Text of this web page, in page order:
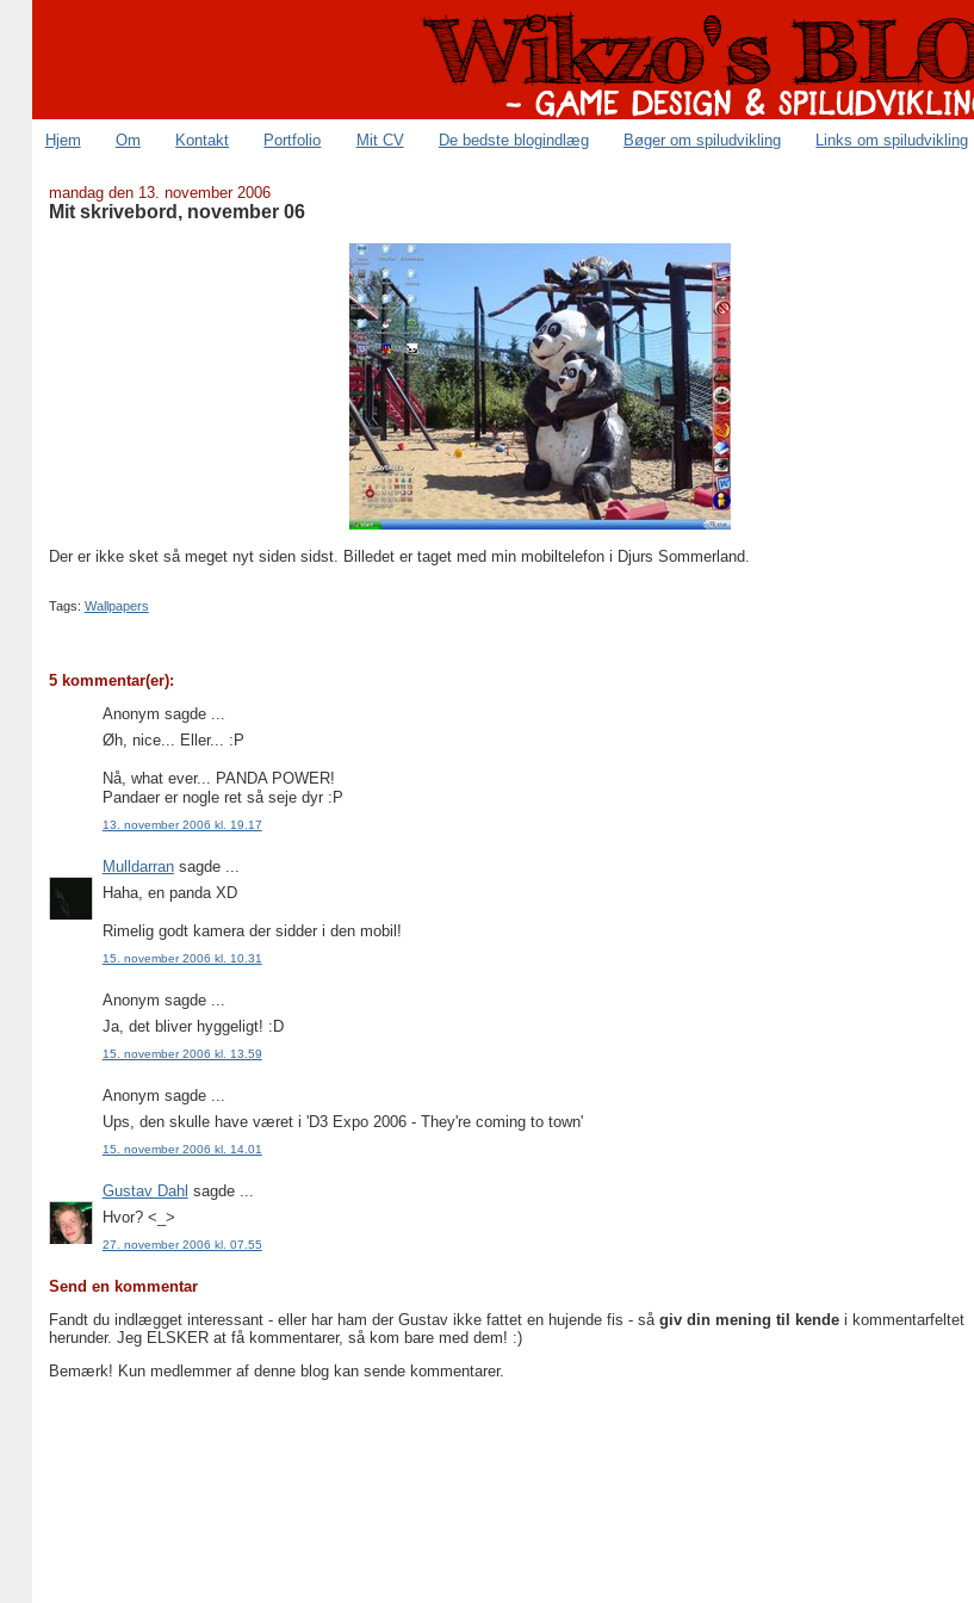
Hjem Om Kontakt Portfolio Mit CV De bedste blogindlæg Bøger om spiludvikling Links om spiludvikling
mandag den 13. november 2006
Mit skrivebord, november 06
Der er ikke sket så meget nyt siden sidst. Billedet er taget med min mobiltelefon i Djurs Sommerland.
Tags: Wallpapers
5 kommentar(er):
Anonym sagde ...
Øh, nice... Eller... :P
Nå, what ever... PANDA POWER!
Pandaer er nogle ret så seje dyr :P
13. november 2006 kl. 19.17
Mulldarransagde ...
Haha, en panda XD
Rimelig godt kamera der sidder i den mobil!
15. november 2006 kl. 10.31
Anonym sagde ...
Ja, det bliver hyggeligt! :D
15. november 2006 kl. 13.59
Anonym sagde ...
Ups, den skulle have været i 'D3 Expo 2006 - They're coming to town'
15. november 2006 kl. 14.01
Gustav Dahl sagde ...
Hvor? <_>
27. november 2006 kl. 07.55
Send en kommentar
Fandt du indlægget interessant - eller har ham der Gustav ikke fattet en hujende fis - så giv din mening til kendei kommentarfeltet
herunder. Jeg ELSKER at få kommentarer, så kom bare med dem! :)
Bemærk! Kun medlemmer af denne blog kan sende kommentarer.